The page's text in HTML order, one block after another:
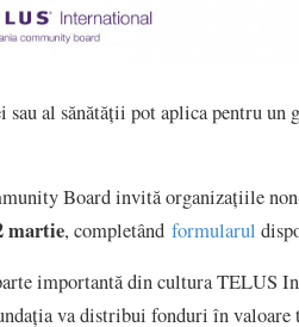
al sănătății pot aplica pentru un
Board invită organizațiile
martie, completând formularul
importantă din cultura TELUS
va distribui fonduri în valoare